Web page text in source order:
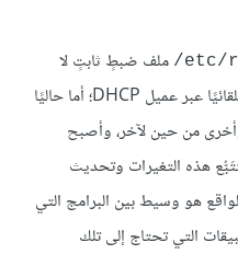
ملف ضبطٍ ثابتٍ لا
تحتاج لتعديله إلا نادرًا، أو كان يُعدَّل تلقائيًا عبر عميل DHCP؛ أما حاليًا
من حين لآخر، وأصبح
هذه التغيرات وتحديث
هو وسيط بين البرامج التي
التي تحتاج إلى تلك